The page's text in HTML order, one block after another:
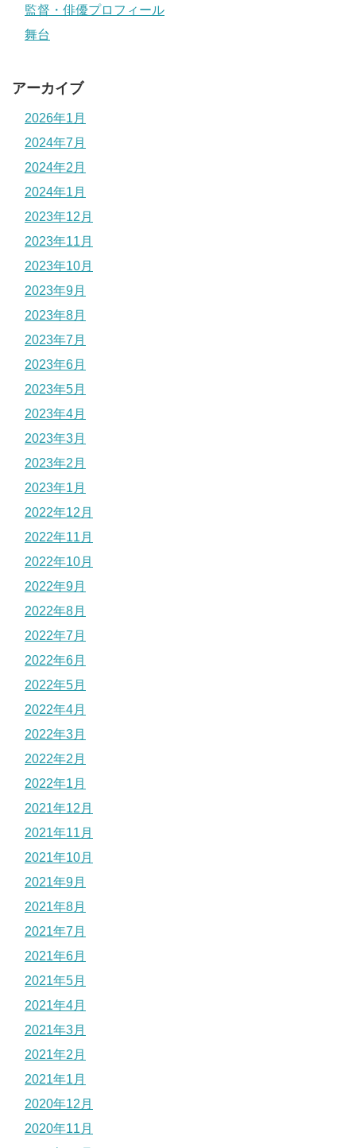
監督・俳優プロフィール
舞台
アーカイブ
2026年1月
2024年7月
2024年2月
2024年1月
2023年12月
2023年11月
2023年10月
2023年9月
2023年8月
2023年7月
2023年6月
2023年5月
2023年4月
2023年3月
2023年2月
2023年1月
2022年12月
2022年11月
2022年10月
2022年9月
2022年8月
2022年7月
2022年6月
2022年5月
2022年4月
2022年3月
2022年2月
2022年1月
2021年12月
2021年11月
2021年10月
2021年9月
2021年8月
2021年7月
2021年6月
2021年5月
2021年4月
2021年3月
2021年2月
2021年1月
2020年12月
2020年11月